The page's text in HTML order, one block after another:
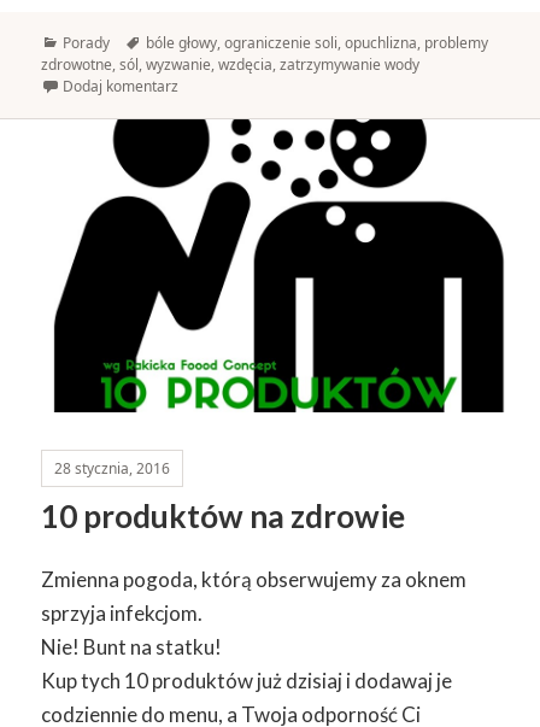
Kategorie
Porady Tagi
bóle głowy,ograniczenie soli,opuchlizna, problemy
zdrowotne,sól,wyzwanie,wzdęcia,zatrzymywanie wody
Dodaj komentarz
28 stycznia, 2016
10 produktów na zdrowie
Zmienna pogoda, którą obserwujemy za oknem
sprzyja infekcjom.
Nie! Bunt na statku!
Kup tych 10 produktów już dzisiaj i dodawaj je
codziennie do menu, a Twoja odporność Ci